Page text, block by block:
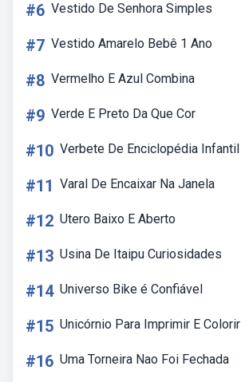
#6 Vestido De Senhora Simples
#7 Vestido Amarelo Bebê 1 Ano
#8 Vermelho E Azul Combina
#9 Verde E Preto Da Que Cor
#10 Verbete De Enciclopédia Infantil
#11 Varal De Encaixar Na Janela
#12 Utero Baixo E Aberto
#13 Usina De Itaipu Curiosidades
#14 Universo Bike é Confiável
#15 Unicórnio Para Imprimir E Colorir
#16 Uma Torneira Nao Foi Fechada